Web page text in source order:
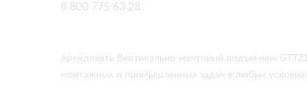
8 800 775 63 28
Арендовать Вертикально-мачтовый подъемник
монтажных и промышленных задач в любых